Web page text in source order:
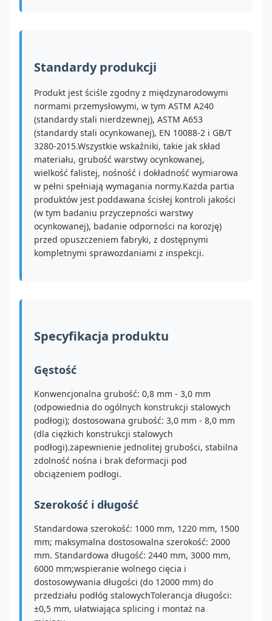
Standardy produkcji
Produkt jest ściśle zgodny z międzynarodowymi
normami przemysłowymi, w tym ASTM A240
(standardy stali nierdzewnej), ASTM A653
(standardy stali ocynkowanej), EN 10088-2 i GB/T
3280-2015.Wszystkie wskaźniki, takie jak skład
materiału, grubość warstwy ocynkowanej,
wielkość falistej, nośność i dokładność wymiarowa
w pełni spełniają wymagania normy.Każda partia
produktów jest poddawana ścisłej kontroli jakości
(w tym badaniu przyczepności warstwy
ocynkowanej), badanie odporności na korozję)
przed opuszczeniem fabryki, z dostępnymi
kompletnymi sprawozdaniami z inspekcji.
Specyfikacja produktu
Gęstość
Konwencjonalna grubość: 0,8 mm - 3,0 mm
(odpowiednia do ogólnych konstrukcji stalowych
podłogi); dostosowana grubość: 3,0 mm - 8,0 mm
(dla ciężkich konstrukcji stalowych
podłogi).zapewnienie jednolitej grubości, stabilna
zdolność nośna i brak deformacji pod
obciążeniem podłogi.
Szerokość i długość
Standardowa szerokość: 1000 mm, 1220 mm, 1500
mm; maksymalna dostosowalna szerokość: 2000
mm. Standardowa długość: 2440 mm, 3000 mm,
6000 mm;wspieranie wolnego cięcia i
dostosowywania długości (do 12000 mm) do
przedziału podłóg stalowychTolerancja długości:
±0,5 mm, ułatwiająca splicing i montaż na